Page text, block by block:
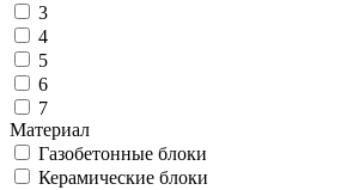
3
4
5
6
7
Материал
Газобетонные блоки
Керамические блоки